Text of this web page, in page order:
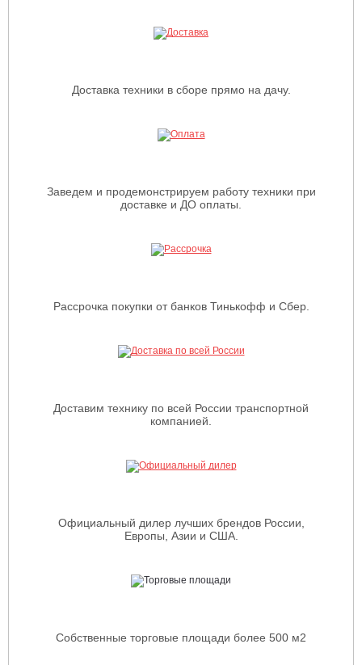
Доставка техники в сборе прямо на дачу.
Заведем и продемонстрируем работу техники при
доставке и ДО оплаты.
Рассрочка покупки от банков Тинькофф и Сбер.
Доставим технику по всей России транспортной
компанией.
Официальный дилер лучших брендов России,
Европы, Азии и США.
Собственные торговые площади более 500 м2